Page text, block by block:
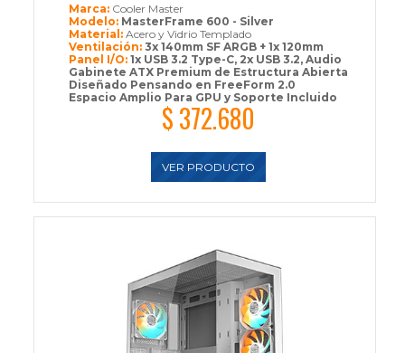
$ 372.680
VER PRODUCTO
Marca: Cooler Master
Modelo: MasterFrame 600 - Silver
Material:Acero y Vidrio Templado
Ventilación:3x 140mm SF ARGB + 1x 120mm
Panel I/O:1x USB 3.2 Type-C, 2x USB 3.2, Audio
Gabinete ATX Premium de Estructura Abierta
Diseñado Pensando en FreeForm 2.0
Espacio Amplio Para GPU y Soporte Incluido